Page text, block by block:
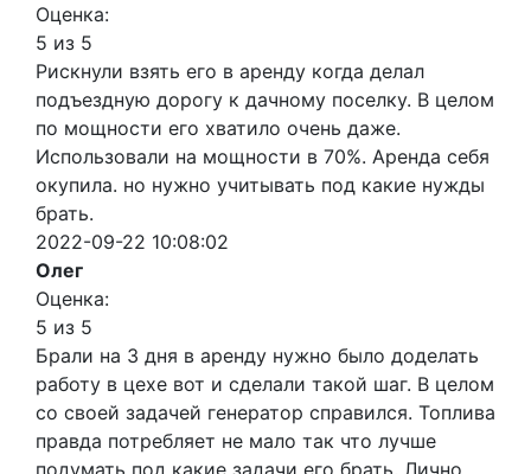
Оценка:
5 из 5
Рискнули взять его в аренду когда делал
подъездную дорогу к дачному поселку. В целом
по мощности его хватило очень даже.
Использовали на мощности в 70%. Аренда себя
окупила. но нужно учитывать под какие нужды
брать.
2022-09-22 10:08:02
Олег
Оценка:
5 из 5
Брали на 3 дня в аренду нужно было доделать
работу в цехе вот и сделали такой шаг. В целом
со своей задачей генератор справился. Топлива
правда потребляет не мало так что лучше
подумать под какие задачи его брать, Лично